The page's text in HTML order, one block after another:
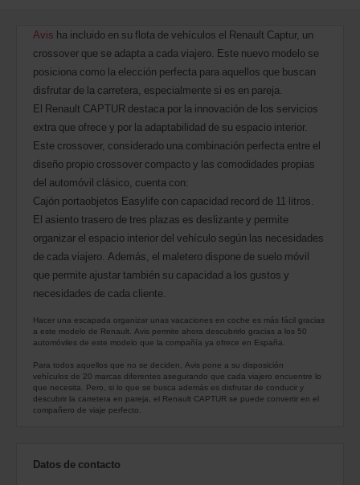
Avis ha incluido en su flota de vehículos el Renault Captur, un
crossover que se adapta a cada viajero. Este nuevo modelo se
posiciona como la elección perfecta para aquellos que buscan
disfrutar de la carretera, especialmente si es en pareja.
El Renault CAPTUR destaca por la innovación de los servicios
extra que ofrece y por la adaptabilidad de su espacio interior.
Este crossover, considerado una combinación perfecta entre el
diseño propio crossover compacto y las comodidades propias
del automóvil clásico, cuenta con:
Cajón portaobjetos Easylife con capacidad record de 11 litros.
El asiento trasero de tres plazas es deslizante y permite
organizar el espacio interior del vehículo según las necesidades
de cada viajero. Además, el maletero dispone de suelo móvil
que permite ajustar también su capacidad a los gustos y
necesidades de cada cliente.
Hacer una escapada organizar unas vacaciones en coche es más fácil gracias
a este modelo de Renault. Avis permite ahora descubrirlo gracias a los 50
automóviles de este modelo que la compañía ya ofrece en España.
Para todos aquellos que no se deciden, Avis pone a su disposición
vehículos de 20 marcas diferentes asegurando que cada viajero encuentre lo
que necesita. Pero, si lo que se busca además es disfrutar de conducir y
descubrir la carretera en pareja, el Renault CAPTUR se puede convertir en el
compañero de viaje perfecto.
Datos de contacto